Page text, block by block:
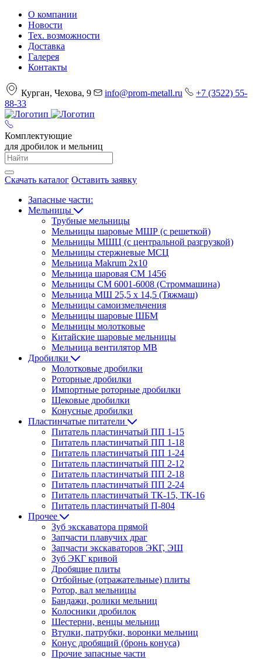
О компании
Новости
Тех. возможности
Доставка
Галерея
Контакты
Курган, Чехова, 9 info@prom-metall.ru
+7 (3522) 55-
88-33
Комплектующие
для дробилок и мельниц
Скачать каталог Оставить заявку
Запасные части:
Мельницы
Трубные мельницы
Мельницы шаровые МШР (с решеткой)
Мельницы МШЦ (с центральной разгрузкой)
Мельницы стержневые МСЦ
Мельница Makrum 2х10
Мельница шаровая СМ 1456
Мельницы СМ 6001-6008 (Строммашина)
Мельница МШ 25,5 х 14,5 (Тяжмаш)
Мельницы самоизмельчения
Мельницы шаровые ШБМ
Мельницы молотковые
Китайские шаровые мельницы
Мельница вентилятор МВ
Дробилки
Молотковые дробилки
Роторные дробилки
Импортные роторные дробилки
Щековые дробилки
Конусные дробилки
Пластинчатые питатели
Питатель пластинчатый ПП 1-15
Питатель пластинчатый ПП 1-18
Питатель пластинчатый ПП 1-24
Питатель пластинчатый ПП 2-12
Питатель пластинчатый ПП 2-18
Питатель пластинчатый ПП 2-24
Питатель пластинчатый ТК-15, ТК-16
Питатель пластинчатый П-804
Прочее
Зуб экскаватора прямой
Запчасти плавучих драг
Запчасти экскаваторов ЭКГ, ЭШ
Зуб ЭКГ кривой
Дробящие плиты
Отбойные (отражательные) плиты
Ротор, вал мельницы
Бандажи, ролики мельниц
Колосники дробилок
Шестерни, венцы мельниц
Втулки, патрубки, воронки мельниц
Конус дробящий (бронь конуса)
Прочие запасные части